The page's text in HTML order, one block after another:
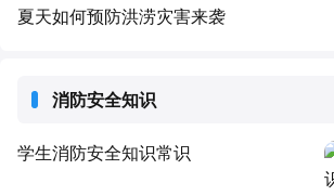
夏天如何预防洪涝灾害来袭
消防安全知识
学生消防安全知识常识